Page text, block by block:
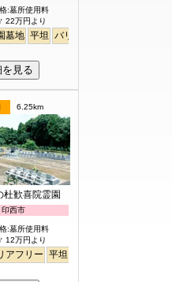
ら徒歩
:墓所使用料
22万円より
墓地 平坦 バリアフリー
見る
6.25km
杜歓喜院霊園
西市
:墓所使用料
12万円より
アフリー 平坦